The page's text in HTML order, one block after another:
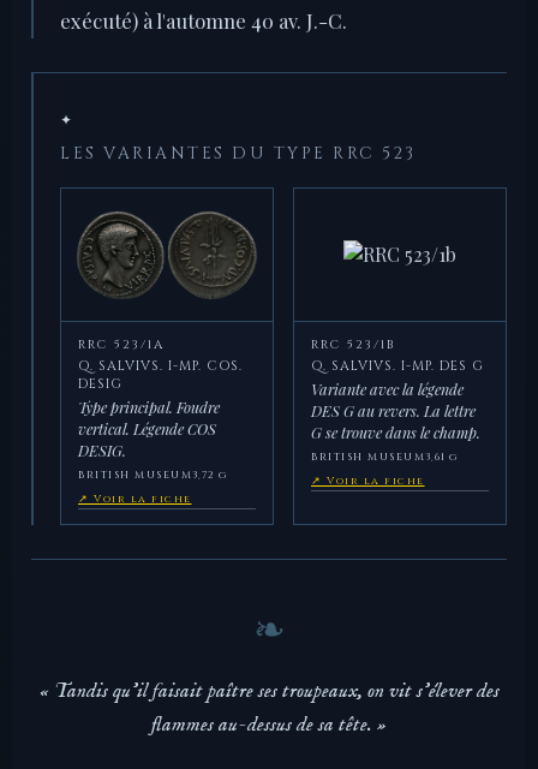
exécuté) à l'automne 40 av. J.-C.
✦
LES VARIANTES DU TYPE RRC 523
RRC 523/1A
Q. SALVIVS. I-MP. COS.
DESIG
Type principal. Foudre
vertical. Légende COS
DESIG.
BRITISH MUSEUM3,72 g
↗ Voir la fiche
RRC 523/1B
Q. SALVIVS. I-MP. DES G
Variante avec la légende
DES G au revers. La lettre
G se trouve dans le champ.
BRITISH MUSEUM3,61 g
↗ Voir la fiche
« Tandis qu'il faisait paître ses troupeaux, on vit s'élever des
flammes au-dessus de sa tête. »